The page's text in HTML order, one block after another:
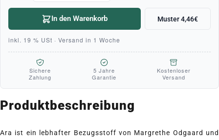
In den Warenkorb Muster 4,46€
inkl. 19 % USt · Versand in 1 Woche
Sichere
Zahlung
5 Jahre
Garantie
Kostenloser
Versand
Produktbeschreibung
Ara ist ein lebhafter Bezugsstoff von Margrethe Odgaard und